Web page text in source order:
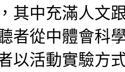
其中充滿人文
者從中體會科
以活動實驗方